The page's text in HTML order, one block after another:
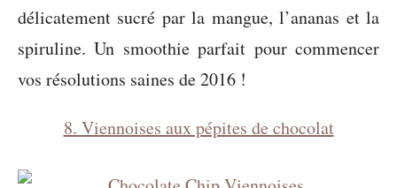
délicatement sucré par la mangue, l’ananas et la
spiruline. Un smoothie parfait pour commencer
vos résolutions saines de 2016 !
8. Viennoises aux pépites de chocolat